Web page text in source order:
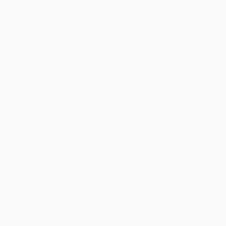
для ускорения редактирования и повышения